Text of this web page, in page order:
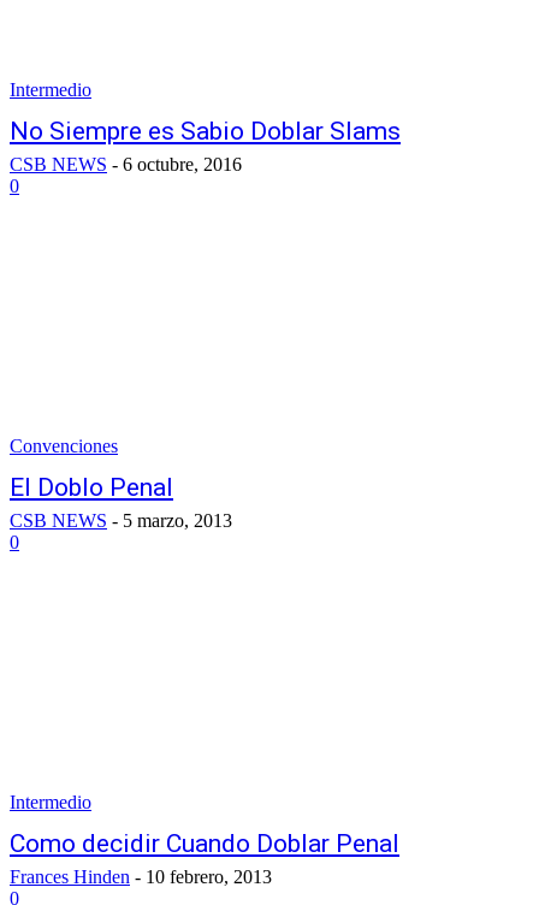
Intermedio
No Siempre es Sabio Doblar Slams
CSB NEWS - 6 octubre, 2016
0
Convenciones
El Doblo Penal
CSB NEWS - 5 marzo, 2013
0
Intermedio
Como decidir Cuando Doblar Penal
Frances Hinden - 10 febrero, 2013
0